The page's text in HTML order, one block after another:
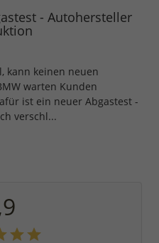
- Autohersteller
kann keinen neuen
warten Kunden
ist ein neuer Abgastest -
verschl...